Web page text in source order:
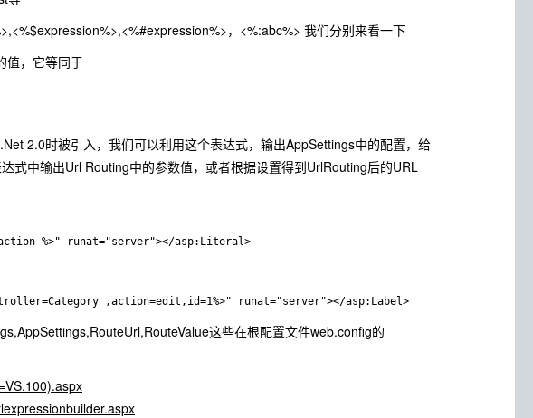
，<%:abc%> 我们分别来看一下
值，它等同于
2.0时被引入，我们可以利用这个表达式，输出AppSettings中的配置，给
式中输出Url Routing中的参数值，或者根据设置得到UrlRouting后的URL
%>" runat="server"></asp:Literal>
,action=edit,id=1%>" runat="server"></asp:Label>
这些在根配置文件web.config的